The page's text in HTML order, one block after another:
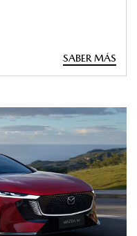
SABER MÁS